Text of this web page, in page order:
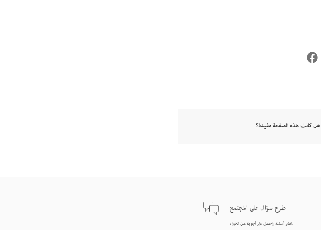
هل كانت هذه الصفحة مفيدة؟
طرح سؤال على المجتمع
انشر أسئلة واحصل على أجوبة من الخبراء.